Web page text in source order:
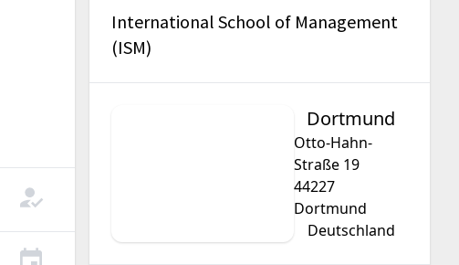
International School of Management
(ISM)
Dortmund
Otto-Hahn-
Straße 19
44227
Dortmund
Deutschland